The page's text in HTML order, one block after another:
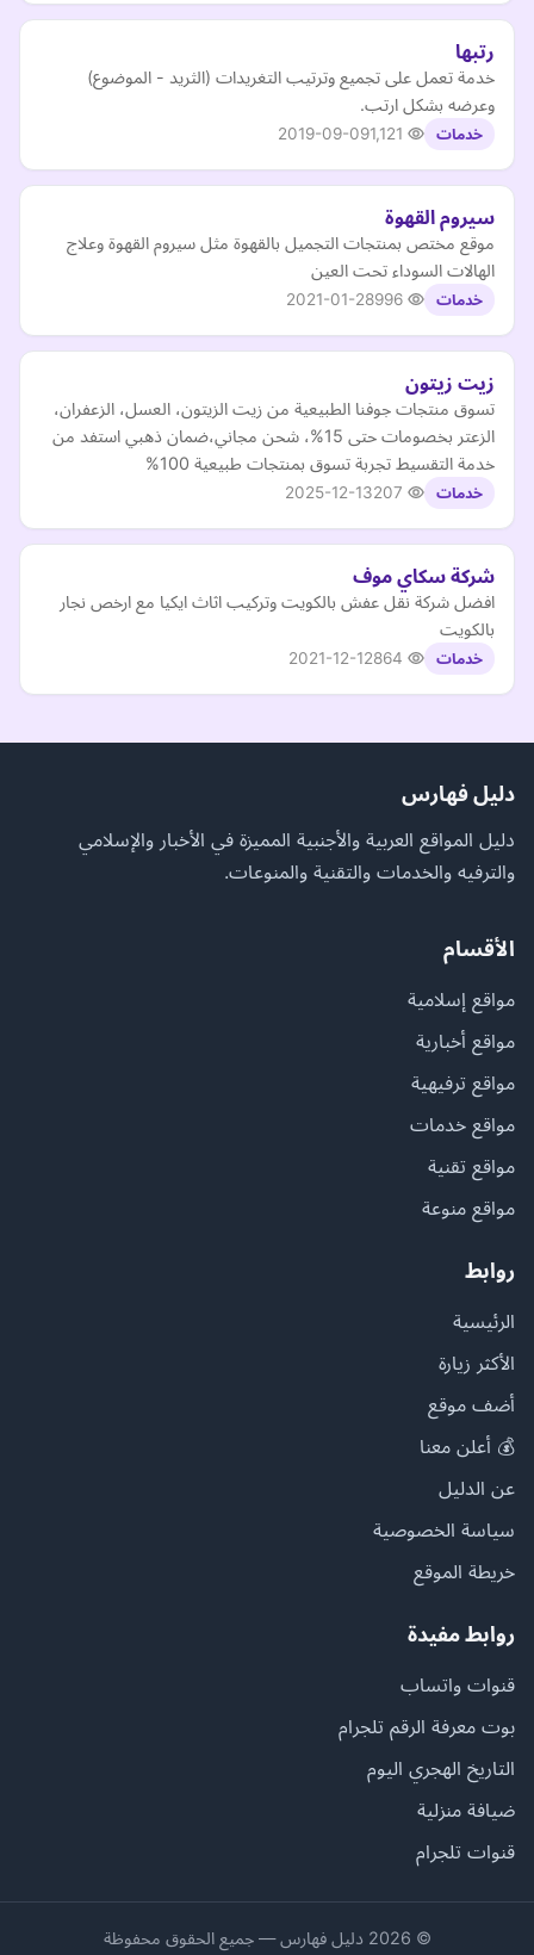
رتبها
خدمة تعمل على تجميع وترتيب التغريدات (الثريد - الموضوع)
وعرضه بشكل ارتب.
خدمات 2019-09-09
سيروم القهوة
موقع مختص بمنتجات التجميل بالقهوة مثل سيروم القهوة وعلاج
الهالات السوداء تحت العين
خدمات 2021-01-28
زيت زيتون
تسوق منتجات جوفنا الطبيعية من زيت الزيتون، العسل، الزعفران،
الزعتر بخصومات حتى 15%، شحن مجاني،ضمان ذهبي استفد من
خدمة التقسيط تجربة تسوق بمنتجات طبيعية 100%
خدمات 2025-12-13
شركة سكاي موف
افضل شركة نقل عفش بالكويت وتركيب اثاث ايكيا مع ارخص نجار
بالكويت
خدمات 2021-12-12
دليل فهارس
دليل المواقع العربية والأجنبية المميزة في الأخبار والإسلامي
والترفيه والخدمات والتقنية والمنوعات.
الأقسام
مواقع إسلامية
مواقع أخبارية
مواقع ترفيهية
مواقع خدمات
مواقع تقنية
مواقع منوعة
روابط
الرئيسية
الأكثر زيارة
أضف موقع
💰 أعلن معنا
عن الدليل
سياسة الخصوصية
خريطة الموقع
روابط مفيدة
قنوات واتساب
بوت معرفة الرقم تلجرام
التاريخ الهجري اليوم
ضيافة منزلية
قنوات تلجرام
© 2026 دليل فهارس — جميع الحقوق محفوظة